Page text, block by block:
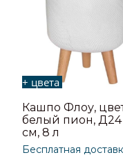
+ цвета
Кашпо Флоу,
белый пион, Д24
см, 8 л
Бесплатная